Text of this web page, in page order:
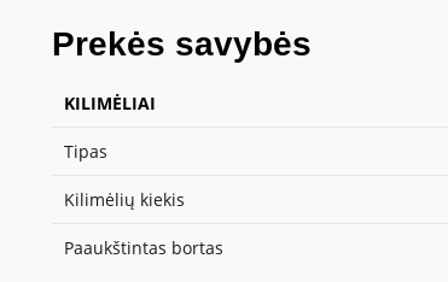
Prekės savybės
KILIMĖLIAI
Tipas
Kilimėlių kiekis
Paaukštintas bortas